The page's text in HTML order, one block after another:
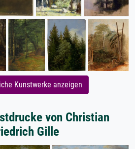
Kunstwerke anzeigen
von Christian
Gille